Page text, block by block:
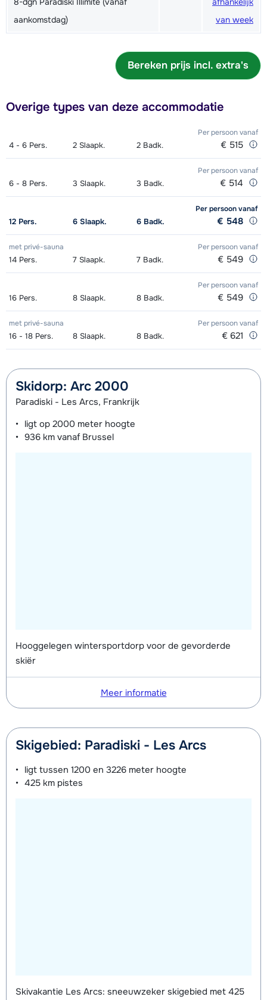
aankomstdag)
van week
Bereken prijs incl. extra's
Overige types van deze accommodatie
Per persoonvanaf
4 - 6 Pers. 2 Slaapk. 2 Badk. € 515
Per persoonvanaf
6 - 8 Pers. 3 Slaapk. 3 Badk. € 514
Per persoonvanaf
12 Pers. 6 Slaapk. 6 Badk. € 548
met privé-sauna Per persoonvanaf
14 Pers. 7 Slaapk. 7 Badk. € 549
Per persoonvanaf
16 Pers. 8 Slaapk. 8 Badk. € 549
met privé-sauna Per persoonvanaf
16 - 18 Pers. 8 Slaapk. 8 Badk. € 621
Skidorp: Arc 2000
Paradiski - Les Arcs, Frankrijk
ligt op 2000 meter hoogte
936 km vanaf Brussel
Hooggelegen wintersportdorp voor de gevorderde
skiër
Meer informatie
Skigebied: Paradiski - Les Arcs
ligt tussen 1200 en 3226 meter hoogte
425 km pistes
Skivakantie Les Arcs: sneeuwzeker skigebied met 425